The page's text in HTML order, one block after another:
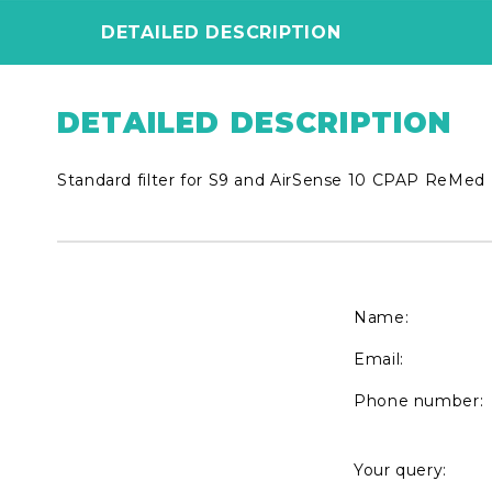
DETAILED DESCRIPTION
DETAILED DESCRIPTION
Standard filter for S9 and AirSense 10 CPAP ReMed
Name:
Email:
Phone number:
Your query: